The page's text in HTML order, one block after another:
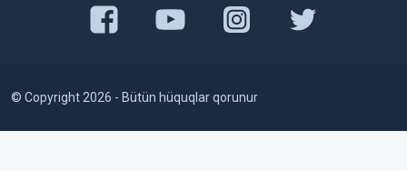
© Copyright 2026 - Bütün hüquqlar qorunur